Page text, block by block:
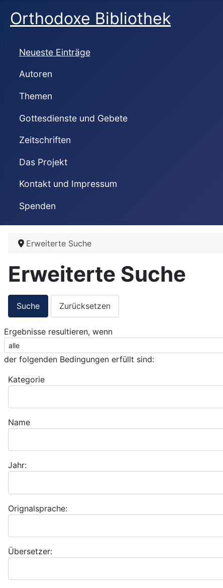
Orthodoxe Bibliothek
Neueste Einträge
Autoren
Themen
Gottesdienste und Gebete
Zeitschriften
Das Projekt
Kontakt und Impressum
Spenden
Erweiterte Suche
Erweiterte Suche
Suche Zurücksetzen
Ergebnisse resultieren, wenn
der folgenden Bedingungen erfüllt sind:
Kategorie
Name
Jahr:
Orignalsprache:
Übersetzer: